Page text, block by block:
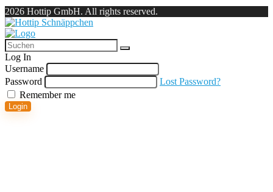
2026 Hottip GmbH. All rights reserved.
Log In
Username
Password
Lost Password?
Remember me
Login